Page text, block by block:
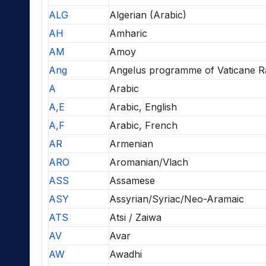
ALG
Algerian (Arabic)
AH
Amharic
AM
Amoy
Ang
Angelus programme of Vaticane
A
Arabic
A,E
Arabic, English
A,F
Arabic, French
AR
Armenian
ARO
Aromanian/Vlach
ASS
Assamese
ASY
Assyrian/Syriac/Neo-Aramaic
ATS
Atsi / Zaiwa
AV
Avar
AW
Awadhi